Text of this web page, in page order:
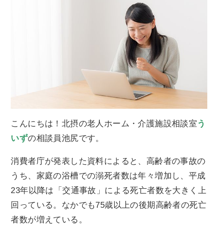
こんにちは！北摂の老人ホーム・介護施設相談室 う
いずの相談員池尻です。
消費者庁が発表した資料によると、高齢者の事故の
うち、家庭の浴槽での溺死者数は年々増加し、平成
23年以降は「交通事故」による死亡者数を大きく上
回っている。なかでも75歳以上の後期高齢者の死亡
者数が増えている。